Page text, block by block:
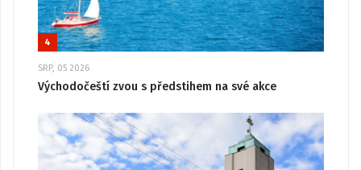
4
SRP, 05 2026
Východočeští zvou s předstihem na své akce